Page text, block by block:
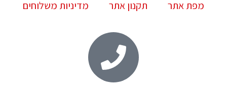
מפת אתר
תקנון אתר מדיניות משלוחים